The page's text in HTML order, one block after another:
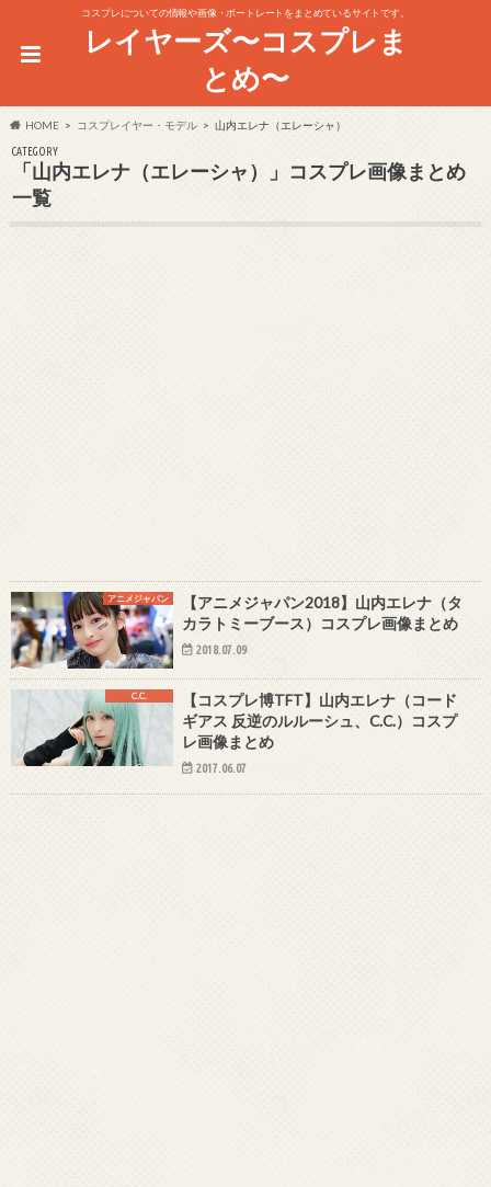
コスプレについての情報や画像・ポートレートをまとめているサイトです。
レイヤーズ〜コスプレま
とめ〜
HOME コスプレイヤー・モデル 山内エレナ（エレーシャ）
CATEGORY
「山内エレナ（エレーシャ）」コスプレ画像まとめ
一覧
アニメジャパン
【アニメジャパン2018】山内エレナ（タ
カラトミーブース）コスプレ画像まとめ
2018.07.09
C.C.
【コスプレ博TFT】山内エレナ（コード
ギアス 反逆のルルーシュ、C.C.）コスプ
レ画像まとめ
2017.06.07